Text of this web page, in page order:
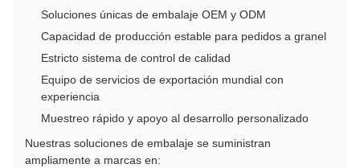
Soluciones únicas de embalaje OEM y ODM
Capacidad de producción estable para pedidos a granel
Estricto sistema de control de calidad
Equipo de servicios de exportación mundial con
experiencia
Muestreo rápido y apoyo al desarrollo personalizado
Nuestras soluciones de embalaje se suministran
ampliamente a marcas en: